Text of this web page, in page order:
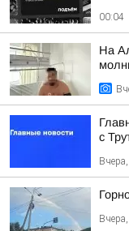
00:04
На
с